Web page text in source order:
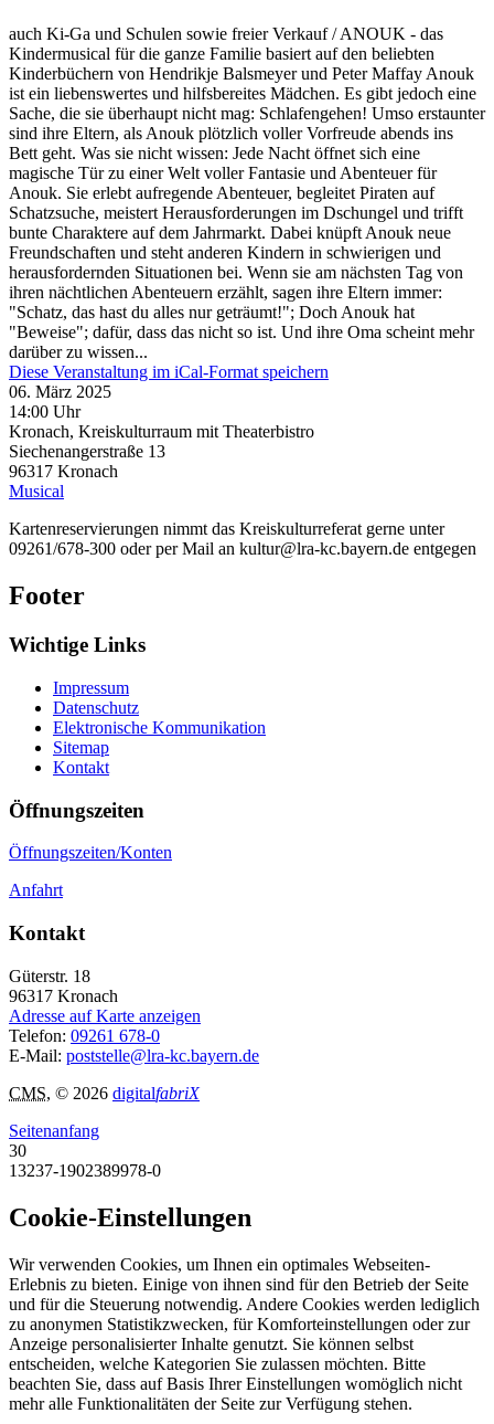
auch Ki-Ga und Schulen sowie freier Verkauf / ANOUK - das
Kindermusical für die ganze Familie basiert auf den beliebten
Kinderbüchern von Hendrikje Balsmeyer und Peter Maffay Anouk
ist ein liebenswertes und hilfsbereites Mädchen. Es gibt jedoch eine
Sache, die sie überhaupt nicht mag: Schlafengehen! Umso erstaunter
sind ihre Eltern, als Anouk plötzlich voller Vorfreude abends ins
Bett geht. Was sie nicht wissen: Jede Nacht öffnet sich eine
magische Tür zu einer Welt voller Fantasie und Abenteuer für
Anouk. Sie erlebt aufregende Abenteuer, begleitet Piraten auf
Schatzsuche, meistert Herausforderungen im Dschungel und trifft
bunte Charaktere auf dem Jahrmarkt. Dabei knüpft Anouk neue
Freundschaften und steht anderen Kindern in schwierigen und
herausfordernden Situationen bei. Wenn sie am nächsten Tag von
ihren nächtlichen Abenteuern erzählt, sagen ihre Eltern immer:
"Schatz, das hast du alles nur geträumt!"; Doch Anouk hat
"Beweise"; dafür, dass das nicht so ist. Und ihre Oma scheint mehr
darüber zu wissen...
Diese Veranstaltung im iCal-Format speichern
06. März 2025
14:00 Uhr
Kronach, Kreiskulturraum mit Theaterbistro
Siechenangerstraße 13
96317 Kronach
Musical
Kartenreservierungen nimmt das Kreiskulturreferat gerne unter
09261/678-300 oder per Mail an kultur@lra-kc.bayern.de entgegen
Footer
Wichtige Links
Impressum
Datenschutz
Elektronische Kommunikation
Sitemap
Kontakt
Öffnungszeiten
Öffnungszeiten/Konten
Anfahrt
Kontakt
Güterstr. 18
96317 Kronach
Adresse auf Karte anzeigen
Telefon: 09261 678-0
E-Mail: poststelle@lra-kc.bayern.de
CMS, © 2026 digitalfabriX
Seitenanfang
30
13237-1902389978-0
Cookie-Einstellungen
Wir verwenden Cookies, um Ihnen ein optimales Webseiten-
Erlebnis zu bieten. Einige von ihnen sind für den Betrieb der Seite
und für die Steuerung notwendig. Andere Cookies werden lediglich
zu anonymen Statistikzwecken, für Komforteinstellungen oder zur
Anzeige personalisierter Inhalte genutzt. Sie können selbst
entscheiden, welche Kategorien Sie zulassen möchten. Bitte
beachten Sie, dass auf Basis Ihrer Einstellungen womöglich nicht
mehr alle Funktionalitäten der Seite zur Verfügung stehen.